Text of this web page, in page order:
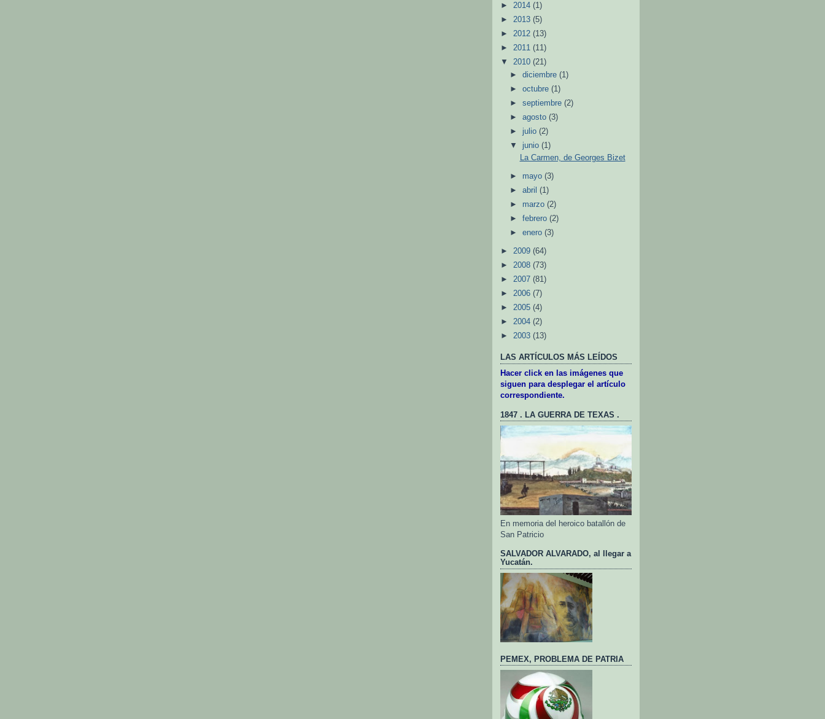
► 2014 (1)
► 2013 (5)
► 2012 (13)
► 2011 (11)
▼ 2010 (21)
►diciembre(1)
►octubre(1)
►septiembre(2)
►agosto(3)
► julio(2)
▼ junio(1)
La Carmen, de Georges Bizet
► mayo(3)
►abril(1)
► marzo(2)
►febrero(2)
►enero(3)
► 2009 (64)
► 2008 (73)
► 2007 (81)
► 2006 (7)
► 2005 (4)
► 2004 (2)
► 2003 (13)
LAS ARTÍCULOS MÁS LEÍDOS
Hacer click en las imágenes que
siguen para desplegar el artículo
correspondiente.
1847 . LA GUERRA DE TEXAS .
En memoria del heroico batallón de
San Patricio
SALVADOR ALVARADO, al llegar a
Yucatán.
PEMEX, PROBLEMA DE PATRIA